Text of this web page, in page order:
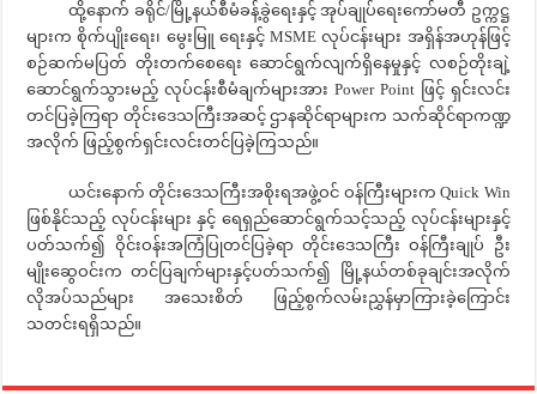
ထို့နောက် ခရိုင်/မြို့နယ်စီမံခန့်ခွဲရေးနှင့် အုပ်ချုပ်ရေးကော်မတီ ဥက္ကဋ္ဌ
များက စိုက်ပျိုးရေး၊ မွေးမြူ ရေးနှင့် MSME လုပ်ငန်းများ အရှိန်အဟုန်ဖြင့်
စဉ်ဆက်မပြတ် တိုးတက်စေရေး ဆောင်ရွက်လျက်ရှိနေမှုနှင့် လစဉ်တိုးချဲ့
ဆောင်ရွက်သွားမည့် လုပ်ငန်းစီမံချက်များအား Power Point ဖြင့် ရှင်းလင်း
တင်ပြခဲ့ကြရာ တိုင်းဒေသကြီးအဆင့် ဌာနဆိုင်ရာများက သက်ဆိုင်ရာကဏ္ဍ
အလိုက် ဖြည့်စွက်ရှင်းလင်းတင်ပြခဲ့ကြသည်။
ယင်းနောက် တိုင်းဒေသကြီးအစိုးရအဖွဲ့ဝင် ဝန်ကြီးများက Quick Win
ဖြစ်နိုင်သည့် လုပ်ငန်းများ နှင့် ရေရှည်ဆောင်ရွက်သင့်သည့် လုပ်ငန်းများနှင့်
ပတ်သက်၍ ဝိုင်းဝန်းအကြံပြုတင်ပြခဲ့ရာ တိုင်းဒေသကြီး ဝန်ကြီးချုပ် ဦး
မျိုးဆွေဝင်းက တင်ပြချက်များနှင့်ပတ်သက်၍ မြို့နယ်တစ်ခုချင်းအလိုက်
လိုအပ်သည်များ အသေးစိတ် ဖြည့်စွက်လမ်းညွှန်မှာကြားခဲ့ကြောင်း
သတင်းရရှိသည်။